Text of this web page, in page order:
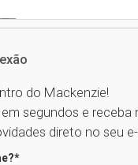
Nova apresentação
Universidade
realizará nova
do Mackenzie!
segundos e receba
direto no seu
*